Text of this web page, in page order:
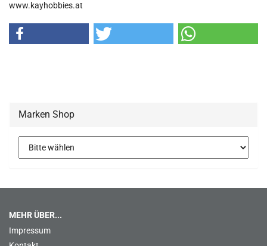
www.kayhobbies.at
Marken Shop
MEHR ÜBER...
Impressum